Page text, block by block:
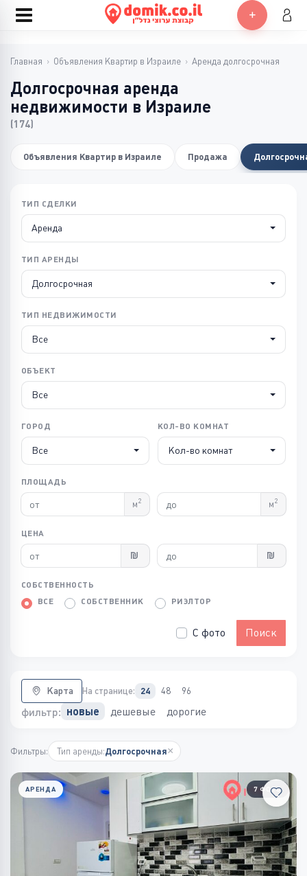
Главная › Объявления Квартир в Израиле › Аренда долгосрочная
Долгосрочная аренда
недвижимости в Израиле
(174)
Объявления Квартир в Израиле Продажа
ТИП СДЕЛКИ
Аренда
ТИП АРЕНДЫ
Долгосрочная
ТИП НЕДВИЖИМОСТИ
Все
ОБЪЕКТ
Все
ГОРОД
Все
КОЛ-ВО КОМНАТ
Кол-во комнат
ПЛОЩАДЬ
м2 м2
ЦЕНА
СОБСТВЕННОСТЬ
ВСЕ
СОБСТВЕННИК РИЭЛТОР
С фото Поиск
Карта На странице: 24 48 96
фильтр: новые дешевые дорогие
Фильтры: Тип аренды:Долгосрочная×
7 ФОТО
АРЕНДА